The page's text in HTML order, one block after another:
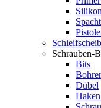
Schrauben-
Bits
Bohrer
Dübel